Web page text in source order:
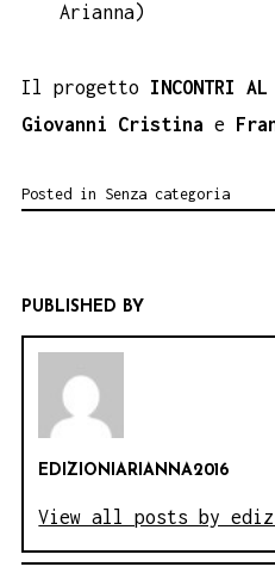
Arianna)
Il progetto INCONTRI AL
Giovanni Cristina e
Posted in Senza categoria
PUBLISHED BY
EDIZIONIARIANNA2016
View all posts by